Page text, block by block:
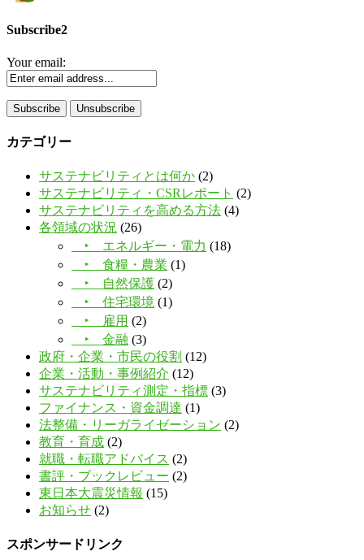
Subscribe2
Your email:
カテゴリー
サステナビリティとは何か (2)
サステナビリティ・CSRレポート (2)
サステナビリティを高める方法 (4)
各領域の状況 (26)
‣ エネルギー・電力 (18)
‣ 食糧・農業 (1)
‣ 自然保護 (2)
‣ 住宅環境 (1)
‣ 雇用 (2)
‣ 金融 (3)
政府・企業・市民の役割 (12)
企業・活動・事例紹介 (12)
サステナビリティ測定・指標 (3)
ファイナンス・資金調達 (1)
法整備・リーガライゼーション (2)
教育・育成 (2)
就職・転職アドバイス (2)
書評・ブックレビュー (2)
東日本大震災情報 (15)
お知らせ (2)
スポンサードリンク